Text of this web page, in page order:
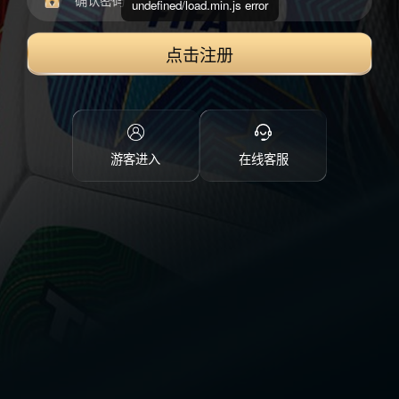
点击注册
游客进入 在线客服
undefined/load.min.js error